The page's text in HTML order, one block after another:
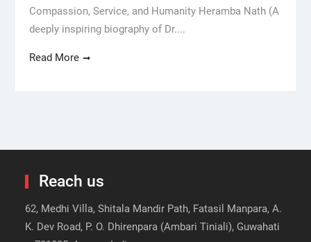
Compassion, Service, and Humanity Heramba Nath (A
deeply inspiring biography of Dr....
Read More
Reach us
62, Medhi Villa, Shitala Mandir Path, Fatasil Manpara, A.
K. Dev Road, P. O. Dhirenpara (Ambari Tiniali), Guwahati